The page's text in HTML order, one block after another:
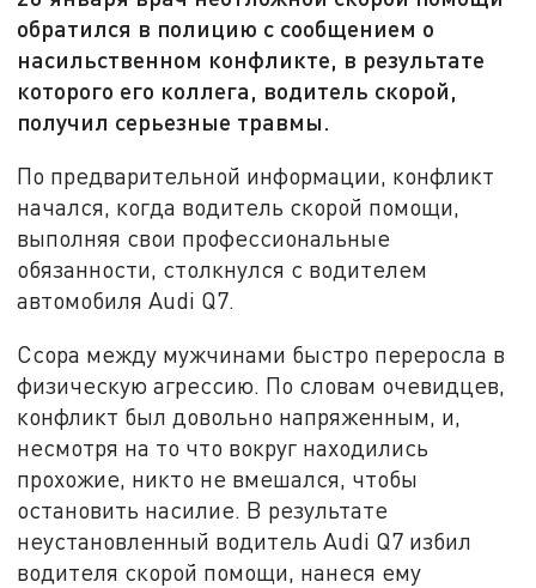
обратился в полицию с сообщением о
насильственном конфликте, в результате
которого его коллега, водитель скорой,
получил серьезные травмы.
По предварительной информации, конфликт
начался, когда водитель скорой помощи,
выполняя свои профессиональные
обязанности, столкнулся с водителем
автомобиля Audi Q7.
Ссора между мужчинами быстро переросла в
физическую агрессию. По словам очевидцев,
конфликт был довольно напряженным, и,
несмотря на то что вокруг находились
прохожие, никто не вмешался, чтобы
остановить насилие. В результате
неустановленный водитель Audi Q7 избил
водителя скорой помощи, нанеся ему